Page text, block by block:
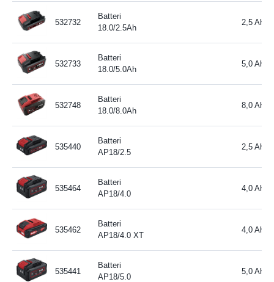
532732
Batteri
18.0/2.5Ah
2,5 Ah
532733
Batteri
18.0/5.0Ah
5,0 Ah
532748
Batteri
18.0/8.0Ah
8,0 Ah
535440
Batteri
AP18/2.5
2,5 Ah
535464
Batteri
AP18/4.0
4,0 Ah
535462
Batteri
AP18/4.0 XT
4,0 Ah
535441
Batteri
AP18/5.0
5,0 Ah